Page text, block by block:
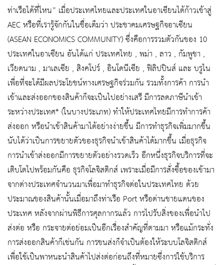
ท่าเรือได้ที่ไหน” เมื่อประเทศไทยและประเทศในอาเซียนได้ก้าวเข้าสู่
AEC หรือที่เรารู้จักกันในชื่อเต็มว่า ประชาคมเศรษฐกิจอาเซียน
(ASEAN ECONOMICS COMMUNITY) ซึ่งคือการรวมตัวกันของ 10
ประเทศในอาเซียน อันได้แก่ ประเทศไทย , พม่า , ลาว , กัมพูชา ,
เวียดนาม , มาเลเซีย , สิงคโปร์ , อินโดนีเซีย , ฟิลิปปินส์ และ บรูไน
เพื่อที่จะได้มีผลประโยชน์ทางเศรษฐกิจร่วมกัน รวมทั้งการค้า การนำ
เข้าและส่งออกของสินค้าก็จะเป็นไปอย่างเสรี มีการลดภาษีนำเข้า
ระหว่างประเทศ* (ในบางประเภท) ทำให้ประเทศไทยมีการทำการค้า
ส่งออก หรือนำเข้าสินค้ามาได้อย่างง่ายขึ้น มีการทำธุรกิจเพิ่มมากขึ้น
นับได้ว่าเป็นการขยายตัวของธุรกิจนำเข้าสินค้าได้มากขึ้น เมื่อธุรกิจ
การนำเข้าส่งออกมีการขยายตัวอย่างรวดเร็ว อีกหนึ่งธุรกิจบริการที่จะ
เติบโตไปพร้อมกันคือ ธุรกิจโลจิสติกส์ เพราะเมื่อมีการสั่งซื้อของเข้ามา
จากต่างประเทศจำนวนมาเพื่อมาทำธุรกิจต่อในประเทศไทย ด้วย
ประมาณของสินค้านั้นเมื่อมาถึงท่าเรือ Port หรือด่านชายแดนของ
ประเทศ หลังจากผ่านพิธีการศุลกากรแล้ว การไปรับสิ่งของเพื่อนำไป
ส่งต่อ หรือ กระจายต่อย่อมเป็นอีกเรื่องสำคัญที่ตามมา หรือแม้กระทั่ง
การส่งออกสินค้าก็เช่นกัน การขนส่งก็จำเป็นต้องให้ระบบโลจิสติกส์
เพื่อใช้เป็นพาหนะนำสินค้าไปส่งต่อก่อนถึงที่หมายซึ่งการใช้บริการ